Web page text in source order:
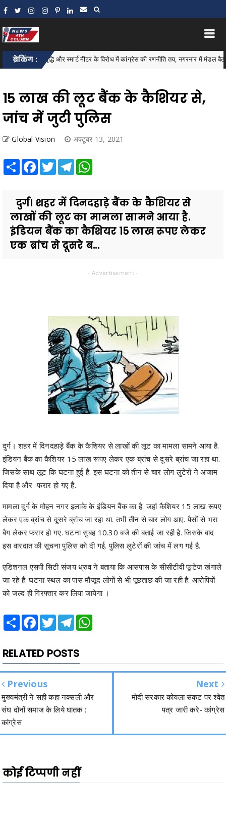
ब्रेकिंग :
बिल वृद्धि और स्मार्ट मीटर के विरोध में कांग्रेस की रणनीति तय, नगरनार में मंडल बैठक संपन्न
15 लाख की लूट बैंक के कैशियर से,
जांच में जुटी पुलिस
Global Vision अक्टूबर 13, 2021
Share Facebook
TwitterTelegram
दुर्ग। शहर में दिनदहाड़े बैंक के कैशियर से
लाखों की लूट का मामला सामने आया है.
इंडियन बैंक का कैशियर 15 लाख रूपए लेकर
एक ब्रांच से दूसरे ब...
- Advertisement -
दुर्ग। शहर में दिनदहाड़े बैंक के कैशियर से लाखों की लूट का मामला सामने आया है.
इंडियन बैंक का कैशियर 15 लाख रूपए लेकर एक ब्रांच से दूसरे ब्रांच जा रहा था.
जिसके साथ लूट कि घटना हुई है. इस घटना को तीन से चार लोग लुटेरों ने अंजाम
दिया है और फरार हो गए हैं.
मामला दुर्ग के मोहन नगर इलाके के इंडियन बैंक का है. जहां कैशियर 15 लाख रूपए
लेकर एक ब्रांच से दूसरे ब्रांच जा रहा था. तभी तीन से चार लोग आए. पैसों से भरा
बैग लेकर फरार हो गए. घटना सुबह 10.30 बजे की बताई जा रही है. जिसके बाद
इस वारदात की सूचना पुलिस को दी गई. पुलिस लुटेरों की जांच में लग गई है.
एडिशनल एसपी सिटी संजय ध्रुव ने बताया कि आसपास के सीसीटीवी फूटेज खंगाले
जा रहे हैं. घटना स्थल का पास मौजूद लोगों से भी पूछताछ की जा रही है. आरोपियों
को जल्द ही गिरफ्तार कर लिया जायेगा ।
Share Facebook
TwitterTelegram
RELATED POSTS
Previous
मुख्यमंत्री ने सही कहा नक्सली और
संघ दोनों समाज के लिये घातक :
कांग्रेस
Next
मोदी सरकार कोयला संकट पर श्वेत
पत्र जारी करे- कांग्रेस
कोई टिप्पणी नहीं